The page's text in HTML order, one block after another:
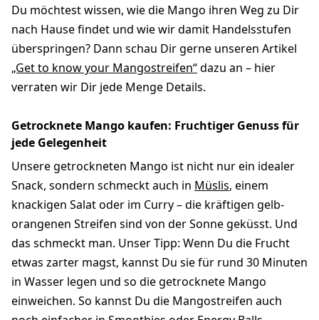
Du möchtest wissen, wie die Mango ihren Weg zu Dir
nach Hause findet und wie wir damit Handelsstufen
überspringen? Dann schau Dir gerne unseren Artikel
„Get to know your Mangostreifen“dazu an – hier
verraten wir Dir jede Menge Details.
Getrocknete Mango kaufen: Fruchtiger Genuss für
jede Gelegenheit
Unsere getrockneten Mango ist nicht nur ein idealer
Snack, sondern schmeckt auch in Müslis, einem
knackigen Salat oder im Curry – die kräftigen gelb-
orangenen Streifen sind von der Sonne geküsst. Und
das schmeckt man. Unser Tipp: Wenn Du die Frucht
etwas zarter magst, kannst Du sie für rund 30 Minuten
in Wasser legen und so die getrocknete Mango
einweichen. So kannst Du die Mangostreifen auch